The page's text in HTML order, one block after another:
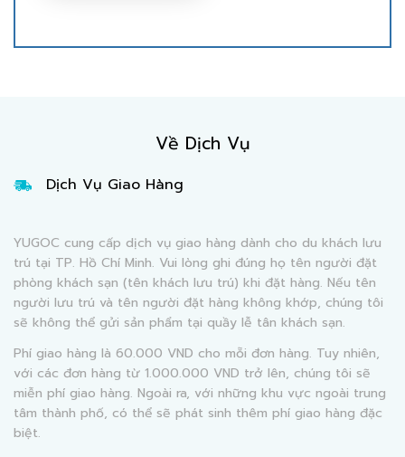
Về Dịch Vụ
Dịch Vụ Giao Hàng
YUGOC cung cấp dịch vụ giao hàng dành cho du khách lưu
trú tại TP. Hồ Chí Minh. Vui lòng ghi đúng họ tên người đặt
phòng khách sạn (tên khách lưu trú) khi đặt hàng. Nếu tên
người lưu trú và tên người đặt hàng không khớp, chúng tôi
sẽ không thể gửi sản phẩm tại quầy lễ tân khách sạn.
Phí giao hàng là 60.000 VND cho mỗi đơn hàng. Tuy nhiên,
với các đơn hàng từ 1.000.000 VND trở lên, chúng tôi sẽ
miễn phí giao hàng. Ngoài ra, với những khu vực ngoài trung
tâm thành phố, có thể sẽ phát sinh thêm phí giao hàng đặc
biệt.